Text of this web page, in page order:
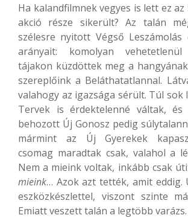
Ha kalandfilmnek vegyes is lett ez az
akció része sikerült? Az talán
szélesre nyitott Végső Leszámolás
arányait: komolyan vehetetlenül
tájakon küzdöttek meg a
szereplőink a Beláthatatlannal.
valahogy az igazsága sérült. Túl sok
Tervek is érdektelenné váltak, és
behozott Új Gonosz pedig
mármint az Új Gyerekek
csomag maradtak csak, valahol a
Nem a mieink voltak, inkább csak
mieink… Azok azt tették, amit eddig.
eszközkészlettel, viszont szinte
Emiatt veszett talán a legtöbb varázs.